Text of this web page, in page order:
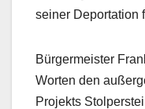
seiner Deportation
Bürgermeister
Worten den
Projekts